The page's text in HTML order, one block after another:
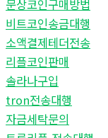
문상코인구매방법
비트코인송금대행
소액결제테더전송
리플코인판매
솔라나구입
tron전송대행
자금세탁문의